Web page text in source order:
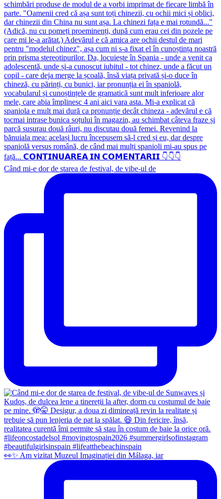
Când mi-e dor de starea de festival, de vibe-ul de
👀✨️ Am vizitat Muzeul Imaginației din Málaga, iar